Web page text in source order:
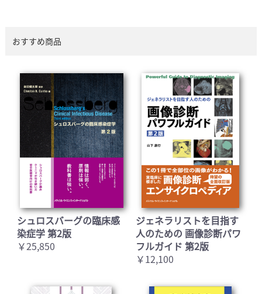
おすすめ商品
シュロスバーグの臨床感
染症学 第2版
￥25,850
ジェネラリストを目指す
人のための 画像診断パワ
フルガイド 第2版
￥12,100